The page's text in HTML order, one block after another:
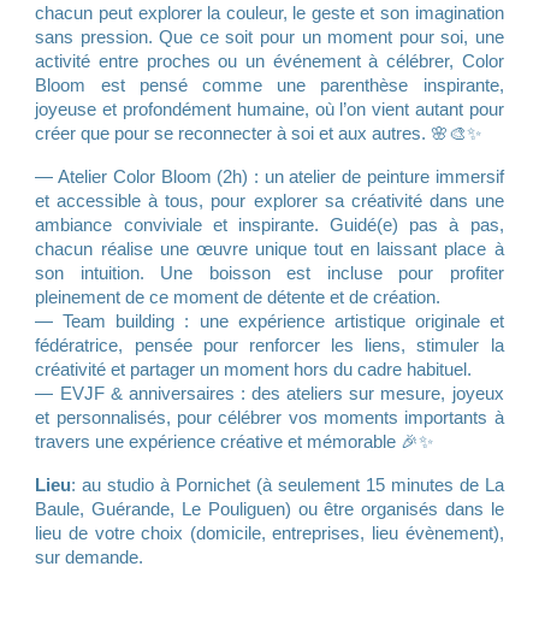
chacun peut explorer la couleur, le geste et son imagination
sans pression. Que ce soit pour un moment pour soi, une
activité entre proches ou un événement à célébrer, Color
Bloom est pensé comme une parenthèse inspirante,
joyeuse et profondément humaine, où l’on vient autant pour
créer que pour se reconnecter à soi et aux autres. 🌸🎨✨
— Atelier Color Bloom (2h) : un atelier de peinture immersif
et accessible à tous, pour explorer sa créativité dans une
ambiance conviviale et inspirante. Guidé(e) pas à pas,
chacun réalise une œuvre unique tout en laissant place à
son intuition. Une boisson est incluse pour profiter
pleinement de ce moment de détente et de création.
— Team building : une expérience artistique originale et
fédératrice, pensée pour renforcer les liens, stimuler la
créativité et partager un moment hors du cadre habituel.
— EVJF & anniversaires : des ateliers sur mesure, joyeux
et personnalisés, pour célébrer vos moments importants à
travers une expérience créative et mémorable 🎉✨
Lieu: au studio à Pornichet (à seulement 15 minutes de La
Baule, Guérande, Le Pouliguen) ou être organisés dans le
lieu de votre choix (domicile, entreprises, lieu évènement),
sur demande.